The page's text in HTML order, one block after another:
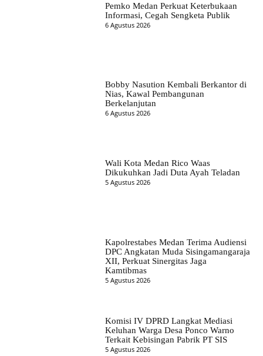
Pemko Medan Perkuat Keterbukaan
Informasi, Cegah Sengketa Publik
6 Agustus 2026
Bobby Nasution Kembali Berkantor di
Nias, Kawal Pembangunan
Berkelanjutan
6 Agustus 2026
Wali Kota Medan Rico Waas
Dikukuhkan Jadi Duta Ayah Teladan
5 Agustus 2026
Kapolrestabes Medan Terima Audiensi
DPC Angkatan Muda Sisingamangaraja
XII, Perkuat Sinergitas Jaga
Kamtibmas
5 Agustus 2026
Komisi IV DPRD Langkat Mediasi
Keluhan Warga Desa Ponco Warno
Terkait Kebisingan Pabrik PT SIS
5 Agustus 2026